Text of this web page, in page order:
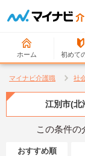
ホーム 初めて
マイナビ介護職 社
江別市(北
この条件の
おすすめ順